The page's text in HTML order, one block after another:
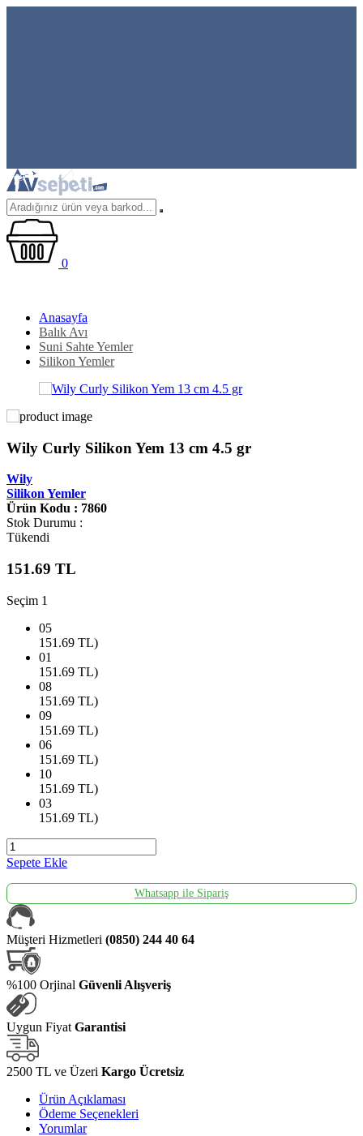
0
Anasayfa
Balık Avı
Suni Sahte Yemler
Silikon Yemler
Wily Curly Silikon Yem 13 cm 4.5 gr
Wily
Silikon Yemler
Ürün Kodu : 7860
Stok Durumu :
Tükendi
151.69 TL
Seçim 1
05
151.69 TL)
01
151.69 TL)
08
151.69 TL)
09
151.69 TL)
06
151.69 TL)
10
151.69 TL)
03
151.69 TL)
Sepete Ekle
Whatsapp ile Sipariş
Müşteri Hizmetleri (0850) 244 40 64
%100 Orjinal Güvenli Alışveriş
Uygun Fiyat Garantisi
2500 TL ve Üzeri Kargo Ücretsiz
Ürün Açıklaması
Ödeme Seçenekleri
Yorumlar